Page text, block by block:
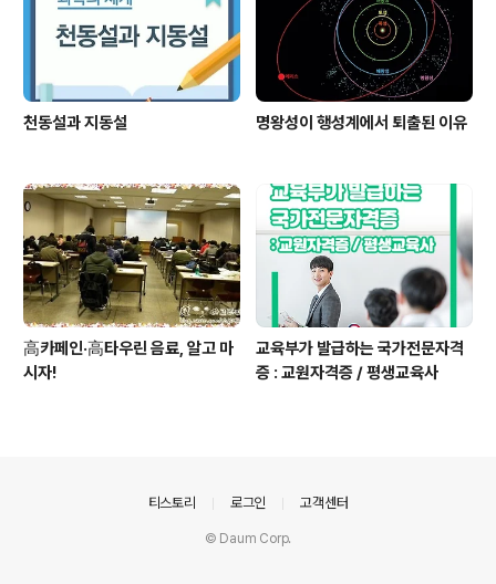
천동설과 지동설 명왕성이 행성계에서 퇴출된 이유
高카페인·高타우린 음료, 알고 마
시자!
교육부가 발급하는 국가전문자격
증 : 교원자격증 / 평생교육사
티스토리 로그인 고객센터
© Daum Corp.